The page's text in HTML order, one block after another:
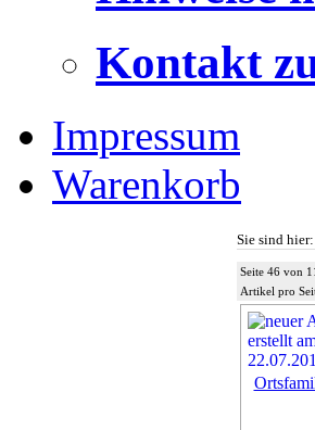
Kontakt
Impressum
Warenkorb
Sie sind hier:
Seite 46 von
Artikel pro